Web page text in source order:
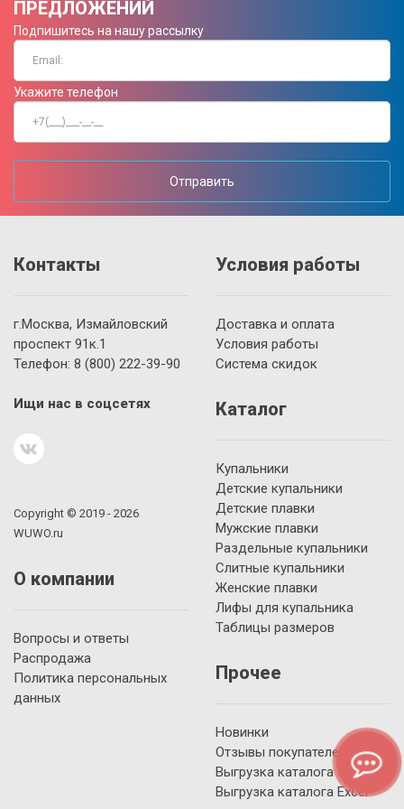
ПРЕДЛОЖЕНИЙ
Подпишитесь на нашу рассылку
Укажите телефон
Отправить
Контакты
г.Москва, Измайловский
проспект 91к.1
Телефон: 8 (800) 222-39-90
Ищи нас в соцсетях
Copyright © 2019 - 2026
WUWO.ru
О компании
Вопросы и ответы
Распродажа
Политика персональных
данных
Условия работы
Доставка и оплата
Условия работы
Система скидок
Каталог
Купальники
Детские купальники
Детские плавки
Мужские плавки
Раздельные купальники
Слитные купальники
Женские плавки
Лифы для купальника
Таблицы размеров
Прочее
Новинки
Отзывы покупателей
Выгрузка каталога YML
Выгрузка каталога Excel